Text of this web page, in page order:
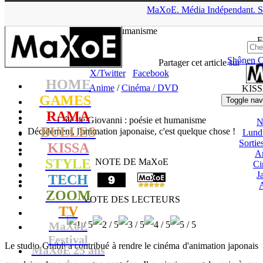
MaXoE. Média Indépendant.
HOME
GAMES
RAMA
BULLES
KISSA
STYLE
TECH
ZOOM
TV
MaXoE
Festival
MaXoE 25 ans
Shônen
Toggle
et humanisme
Partager cet article sur
X/Twitter
Facebook
Anime/Cinéma / DVD
L’île de Giovanni : poésie et humanisme
Décidément, l'animation japonaise, c'est quelque chose !
NOTE DE MaXoE
VOTE DES LECTEURS
Le studio Ghibli a contribué à rendre le cinéma d'animation japonais